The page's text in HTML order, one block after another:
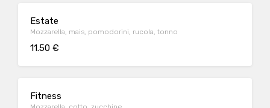
Estate
Mozzarella, mais, pomodorini, rucola, tonno
11.50 €
Fitness